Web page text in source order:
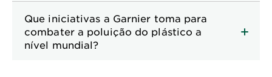
Que iniciativas a Garnier toma para
combater a poluição do plástico a
nível mundial?